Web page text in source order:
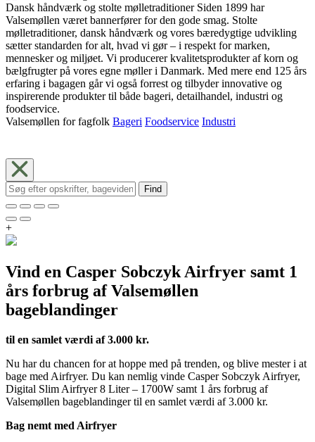
Dansk håndværk og stolte mølletraditioner Siden 1899 har
Valsemøllen været bannerfører for den gode smag. Stolte
mølletraditioner, dansk håndværk og vores bæredygtige udvikling
sætter standarden for alt, hvad vi gør – i respekt for marken,
mennesker og miljøet. Vi producerer kvalitetsprodukter af korn og
bælgfrugter på vores egne møller i Danmark. Med mere end 125 års
erfaring i bagagen går vi også forrest og tilbyder innovative og
inspirerende produkter til både bageri, detailhandel, industri og
foodservice.
Valsemøllen for fagfolk Bageri Foodservice Industri
Find
+
Vind en Casper Sobczyk Airfryer samt 1
års forbrug af Valsemøllen
bageblandinger
til en samlet værdi af 3.000 kr.
Nu har du chancen for at hoppe med på trenden, og blive mester i at
bage med Airfryer. Du kan nemlig vinde Casper Sobczyk Airfryer,
Digital Slim Airfryer 8 Liter – 1700W samt 1 års forbrug af
Valsemøllen bageblandinger til en samlet værdi af 3.000 kr.
Bag nemt med Airfryer